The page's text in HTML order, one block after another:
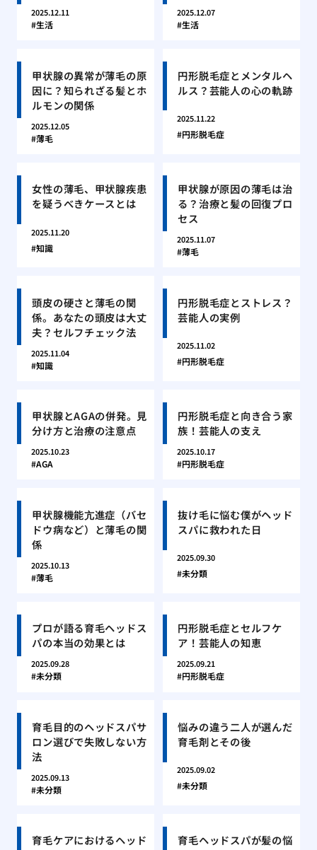
2025.12.11
生活
2025.12.07
生活
甲状腺の異常が薄毛の原
因に？知られざる髪とホ
ルモンの関係
2025.12.05
薄毛
円形脱毛症とメンタルヘ
ルス？芸能人の心の軌跡
2025.11.22
円形脱毛症
女性の薄毛、甲状腺疾患
を疑うべきケースとは
2025.11.20
知識
甲状腺が原因の薄毛は治
る？治療と髪の回復プロ
セス
2025.11.07
薄毛
頭皮の硬さと薄毛の関
係。あなたの頭皮は大丈
夫？セルフチェック法
2025.11.04
知識
円形脱毛症とストレス？
芸能人の実例
2025.11.02
円形脱毛症
甲状腺とAGAの併発。見
分け方と治療の注意点
2025.10.23
AGA
円形脱毛症と向き合う家
族！芸能人の支え
2025.10.17
円形脱毛症
甲状腺機能亢進症（バセ
ドウ病など）と薄毛の関
係
2025.10.13
薄毛
抜け毛に悩む僕がヘッド
スパに救われた日
2025.09.30
未分類
プロが語る育毛ヘッドス
パの本当の効果とは
2025.09.28
未分類
円形脱毛症とセルフケ
ア！芸能人の知恵
2025.09.21
円形脱毛症
育毛目的のヘッドスパサ
ロン選びで失敗しない方
法
2025.09.13
未分類
悩みの違う二人が選んだ
育毛剤とその後
2025.09.02
未分類
育毛ケアにおけるヘッド
育毛ヘッドスパが髪の悩